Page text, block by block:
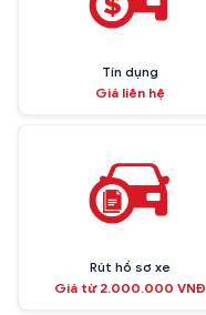
Tín dụng
Giá liên hệ
Rút hồ sơ xe
Giá từ 2.000.000 VNĐ